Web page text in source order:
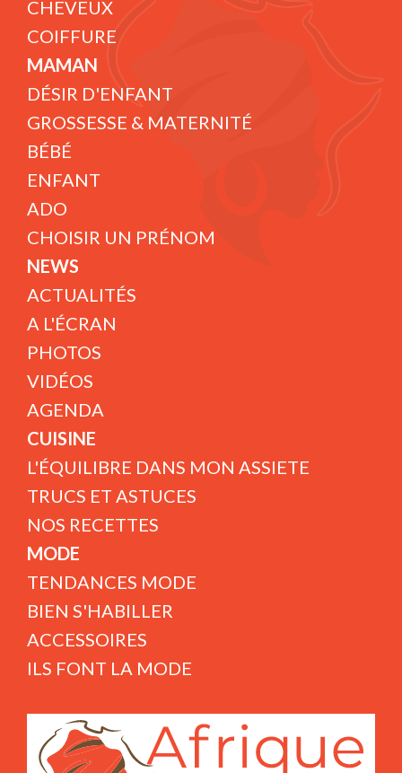
CHEVEUX
COIFFURE
MAMAN
DÉSIR D'ENFANT
GROSSESSE & MATERNITÉ
BÉBÉ
ENFANT
ADO
CHOISIR UN PRÉNOM
NEWS
ACTUALITÉS
A L'ÉCRAN
PHOTOS
VIDÉOS
AGENDA
CUISINE
L'ÉQUILIBRE DANS MON ASSIETE
TRUCS ET ASTUCES
NOS RECETTES
MODE
TENDANCES MODE
BIEN S'HABILLER
ACCESSOIRES
ILS FONT LA MODE